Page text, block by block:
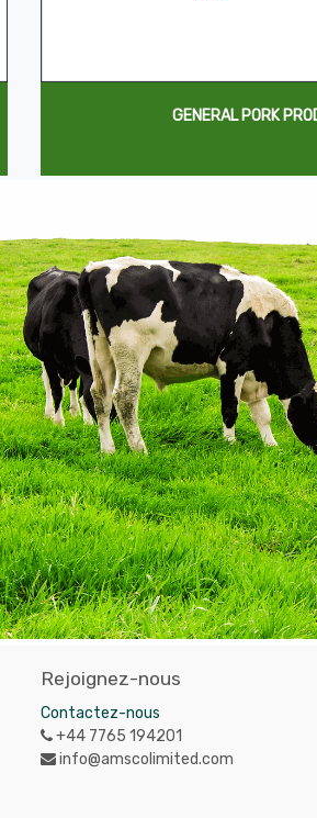
GENERAL PORK
Rejoignez-nous
Contactez-nous
+44 7765 194201
info@amscolimited.com